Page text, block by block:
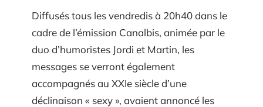
Diffusés tous les vendredis à 20h40 dans le
cadre de l’émission Canalbis, animée par le
duo d’humoristes Jordi et Martin, les
messages se verront également
accompagnés au XXIe siècle d’une
déclinaison « sexy », avaient annoncé les